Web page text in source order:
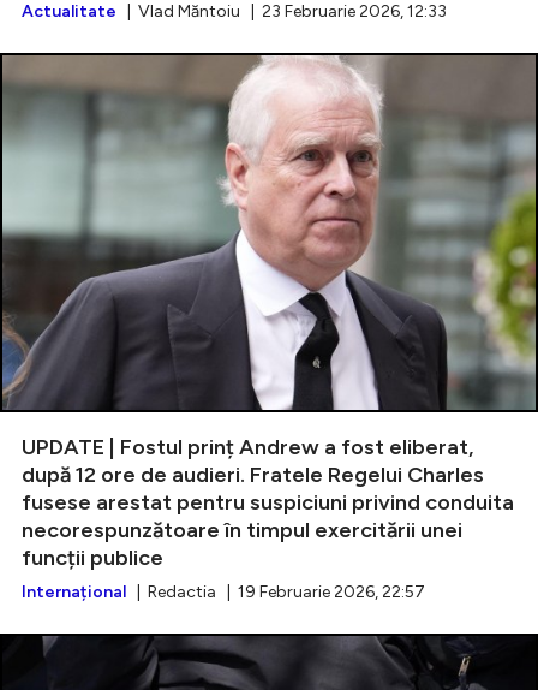
Actualitate | Vlad Măntoiu | 23 Februarie 2026, 12:33
UPDATE | Fostul prinț Andrew a fost eliberat,
după 12 ore de audieri. Fratele Regelui Charles
fusese arestat pentru suspiciuni privind conduita
necorespunzătoare în timpul exercitării unei
funcții publice
Internațional | Redactia | 19 Februarie 2026, 22:57